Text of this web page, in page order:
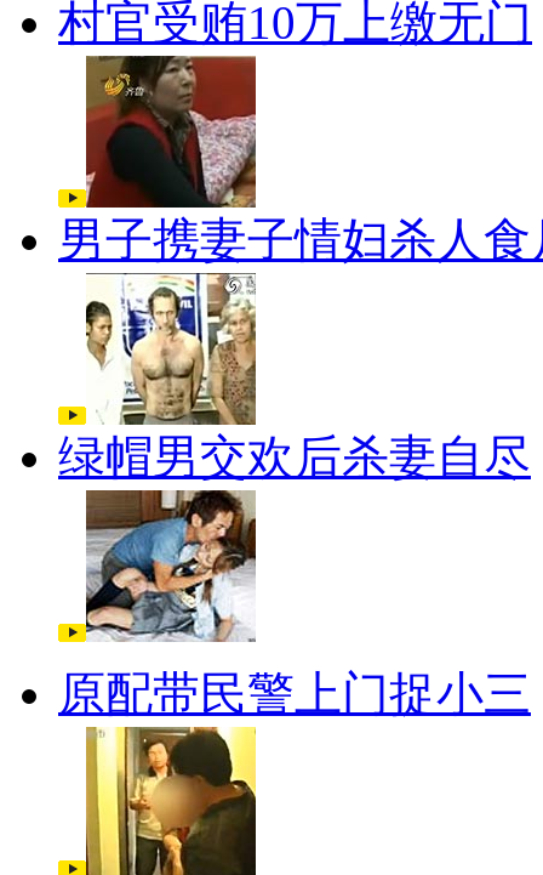
村官受贿10万上缴无门
男子携妻子情妇杀人食
绿帽男交欢后杀妻自尽
原配带民警上门捉小三